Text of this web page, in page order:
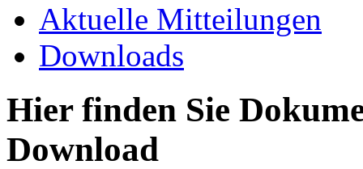
Aktuelle Mitteilungen
Downloads
Hier finden Sie
Download